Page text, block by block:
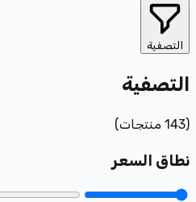
التصفية
التصفية
(
143 منتجات)
نطاق السعر